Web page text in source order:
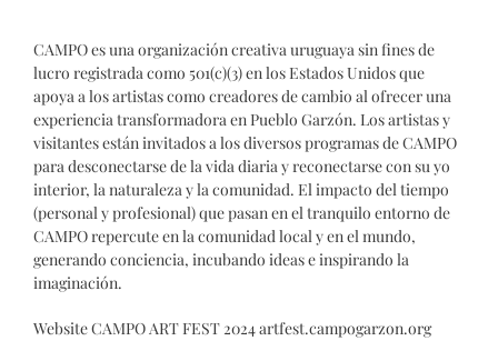
CAMPO es una organización creativa uruguaya sin fines de
lucro registrada como 501(c)(3) en los Estados Unidos que
apoya a los artistas como creadores de cambio al ofrecer una
experiencia transformadora en Pueblo Garzón. Los artistas y
visitantes están invitados a los diversos programas de CAMPO
para desconectarse de la vida diaria y reconectarse con su yo
interior, la naturaleza y la comunidad. El impacto del tiempo
(personal y profesional) que pasan en el tranquilo entorno de
CAMPO repercute en la comunidad local y en el mundo,
generando conciencia, incubando ideas e inspirando la
imaginación.
Website CAMPO ART FEST 2024 artfest.campogarzon.org